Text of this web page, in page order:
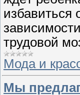
избавиться
трудовой
Мода и
Мы